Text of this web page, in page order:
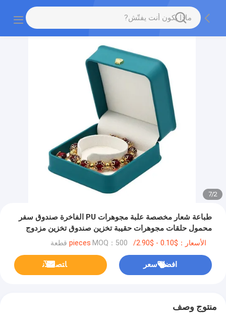
2
/
7
طباعة شعار مخصصة علبة مجوهرات PU الفاخرة صندوق سفر
محمول حلقات مجوهرات حقيبة تخزين صندوق تخزين مزدوج
الأسعار：$0.10 - $2.90/pieces MOQ：500 قطعة
افضل سعر ﺎﺘﺼﻟ ﺍﻶﻧ
منتوج وصف